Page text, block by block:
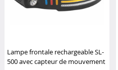
Lampe frontale rechargeable SL-
500 avec capteur de mouvement